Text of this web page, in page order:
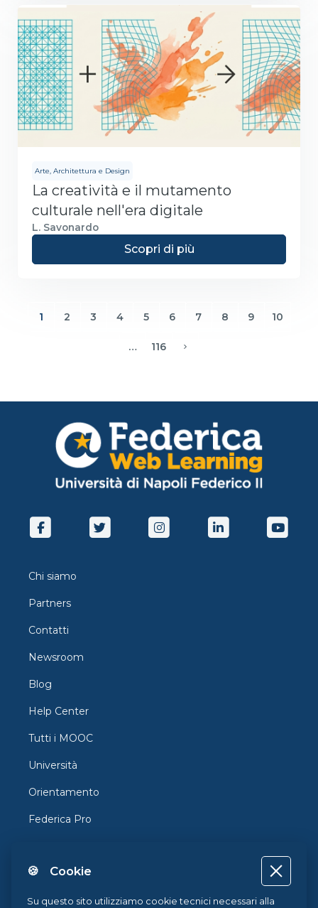
Arte, Architettura e Design
La creatività e il mutamento
culturale nell'era digitale
L. Savonardo
Scopri di più
1
(current)
2 3 4 5 6 7 8 9 10
… 116
Chi siamo
Partners
Contatti
Newsroom
Blog
Help Center
Tutti i MOOC
Università
Orientamento
Federica Pro
Federica Coursera
Accessibilità
🍪 Cookie
Su questo sito utilizziamo cookie tecnici necessari alla